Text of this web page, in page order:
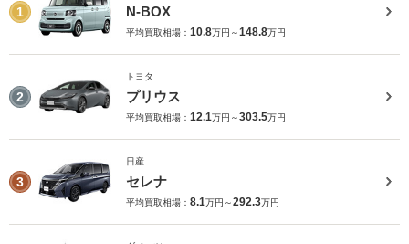
1 N-BOX
平均買取相場： 10.8万円～148.8万円
2
トヨタ
プリウス
平均買取相場： 12.1万円～303.5万円
3
日産
セレナ
平均買取相場： 8.1万円～292.3万円